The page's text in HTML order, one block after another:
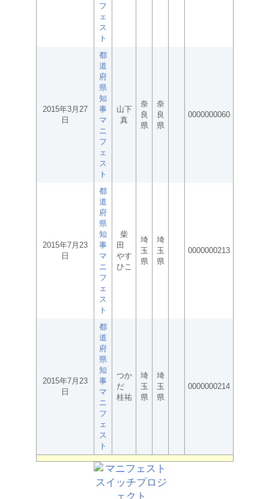
フ
ェ
ス
ト
2015年3月27
日
都
道
府
県
知
事
マ
ニ
フ
ェ
ス
ト
山下
真
奈
良
県
奈
良
県
0000000060
2015年7月23
日
都
道
府
県
知
事
マ
ニ
フ
ェ
ス
ト
柴
田
やす
ひこ
埼
玉
県
埼
玉
県
0000000213
2015年7月23
日
都
道
府
県
知
事
マ
ニ
フ
ェ
ス
ト
つか
だ
桂祐
埼
玉
県
埼
玉
県
0000000214